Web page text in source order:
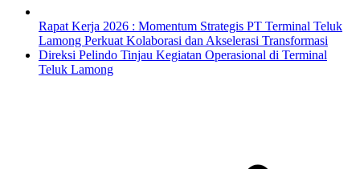
Rapat Kerja 2026 : Momentum Strategis PT Terminal Teluk
Lamong Perkuat Kolaborasi dan Akselerasi Transformasi
Direksi Pelindo Tinjau Kegiatan Operasional di Terminal
Teluk Lamong